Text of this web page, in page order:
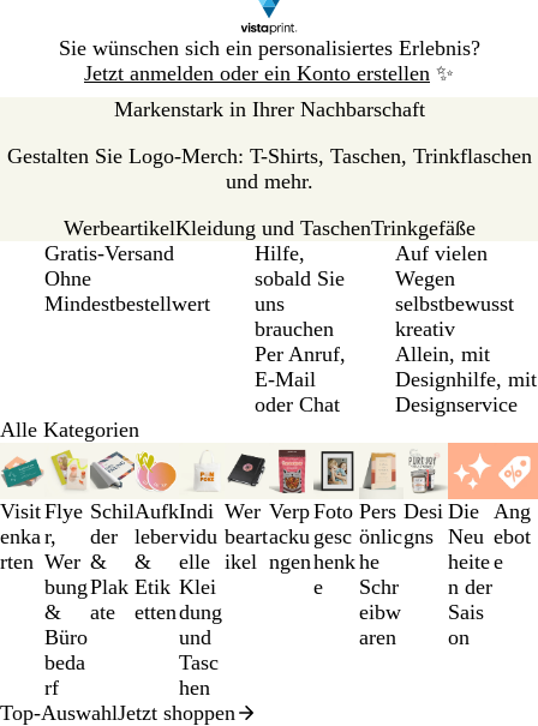
Sie wünschen sich ein personalisiertes Erlebnis?
Jetzt anmelden oder ein Konto erstellen ✨
Galeriebild
Markenstark in Ihrer Nachbarschaft
Gestalten Sie Logo-Merch: T-Shirts, Taschen, Trinkflaschen
und mehr.
WerbeartikelKleidung und TaschenTrinkgefäße
Gratis-Versand
Ohne
Mindestbestellwert
Hilfe,
sobald Sie
uns
brauchen
Per Anruf,
E-Mail
oder Chat
Auf vielen
Wegen
selbstbewusst
kreativ
Allein, mit
Designhilfe, mit
Designservice
Galeriebild
Alle Kategorien
Visit
enka
rten
Flye
r,
Wer
bung
&
Büro
beda
rf
Schil
der
&
Plak
ate
Aufk
leber
&
Etik
etten
Indi
vidu
elle
Klei
dung
und
Tasc
hen
Wer
beart
ikel
Verp
acku
ngen
Foto
gesc
henk
e
Pers
önlic
he
Schr
eibw
aren
Desi
gns
Die
Neu
heite
n der
Sais
on
Ang
ebot
e
Galeriebilder
1
bis
3
von
Top-AuswahlJetzt shoppen